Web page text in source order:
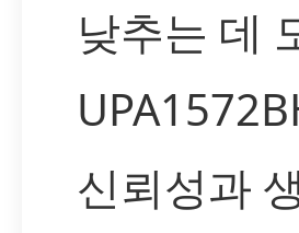
낮추는 데
신뢰성과